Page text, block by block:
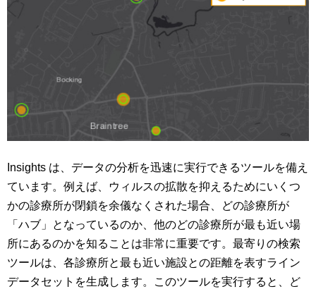
Insights は、データの分析を迅速に実行できるツールを備え
ています。例えば、ウィルスの拡散を抑えるためにいくつ
かの診療所が閉鎖を余儀なくされた場合、どの診療所が
「ハブ」となっているのか、他のどの診療所が最も近い場
所にあるのかを知ることは非常に重要です。最寄りの検索
ツールは、各診療所と最も近い施設との距離を表すライン
データセットを生成します。このツールを実行すると、ど